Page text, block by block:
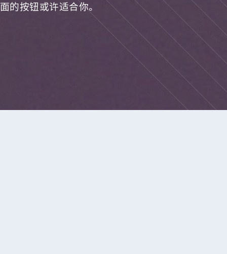
的按钮或许适合你。